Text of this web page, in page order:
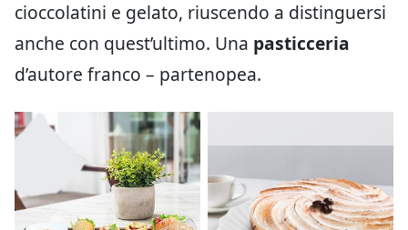
cioccolatini e gelato, riuscendo a distinguersi
anche con quest’ultimo. Una pasticceria
d’autore franco – partenopea.